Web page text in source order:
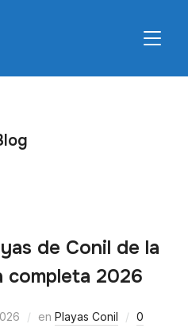
de Conil de la
completa 2026
en Playas Conil
0